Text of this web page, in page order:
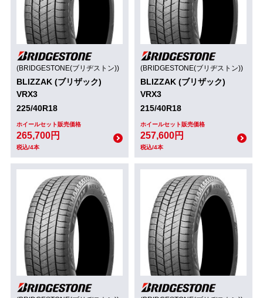
(BRIDGESTONE(ブリヂストン))
BLIZZAK (ブリザック)
VRX3
225/40R18
ホイールセット販売価格
265,700円
税込/4本
(BRIDGESTONE(ブリヂストン))
BLIZZAK (ブリザック)
VRX3
215/40R18
ホイールセット販売価格
257,600円
税込/4本